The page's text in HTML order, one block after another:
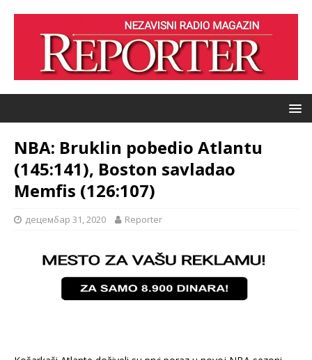
NBA: Bruklin pobedio Atlantu
(145:141), Boston savladao
Memfis (126:107)
децембар 31, 2020 Reporter